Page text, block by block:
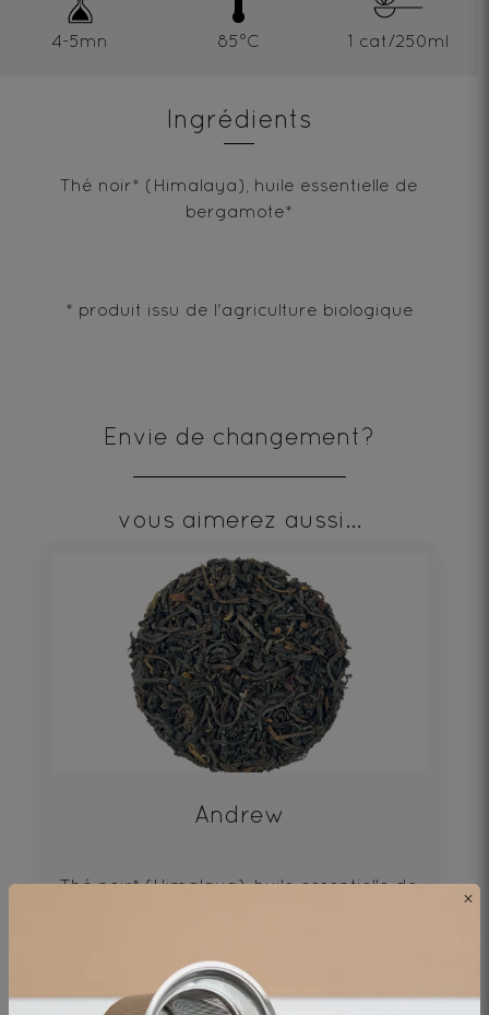
4-5mn 85°C 1 cat/250ml
Ingrédients
Thé noir* (Himalaya), huile essentielle de
bergamote*
* produit issu de l'agriculture biologique
Envie de changement?
vous aimerez aussi...
Andrew
Thé noir* (Himalaya), huile essentielle de
27€
×